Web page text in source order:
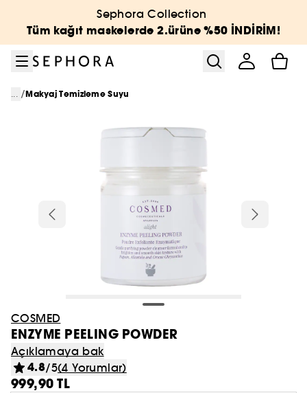
Sephora Collection
Tüm kağıt maskelerde 2.ürüne %50 İNDİRİM!
... /Makyaj Temizleme Suyu
COSMED
ENZYME PEELING POWDER
Açıklamaya bak
4.8/5(4 Yorumlar)
999,90 TL